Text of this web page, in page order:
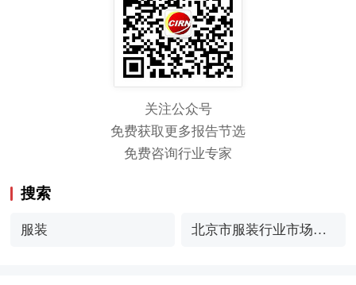
关注公众号
免费获取更多报告节选
免费咨询行业专家
搜索
服装 北京市服装行业市场深